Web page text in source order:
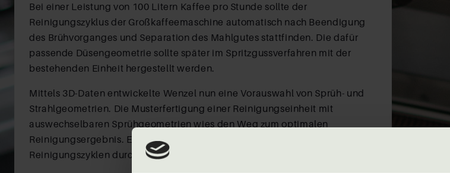
Bei einer Leistung von 100 Litern Kaffee pro Stunde sollte der
Reinigungszyklus der Großkaffeemaschine automatisch nach Beendigung
des Brühvorganges und Separation des Mahlgutes stattfinden. Die dafür
passende Düsengeometrie sollte später im Spritzgussverfahren mit der
bestehenden Einheit hergestellt werden.
Mittels 3D-Daten entwickelte Wenzel nun eine Vorauswahl von Sprüh- und
Strahlgeometrien. Die Musterfertigung einer Reinigungseinheit mit
auswechselbaren Sprühgeometrien wies den Weg zum optimalen
Reinigungsergebnis. Es folgte der Testlauf von mehreren tausend
Reinigungszyklen durch den Hersteller und schließlich die Freigabe.